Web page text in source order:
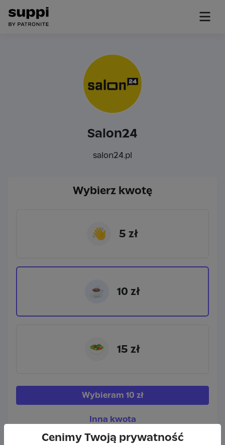
Salon24
salon24.pl
Wybierz kwotę
👋 5 zł
☕ 10 zł
🥗 15 zł
Wybieram 10 zł
Inna kwota
Cenimy Twoją prywatność